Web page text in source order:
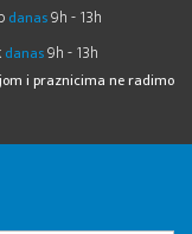
danas9h - 13h
danas9h - 13h
i praznicima ne radimo